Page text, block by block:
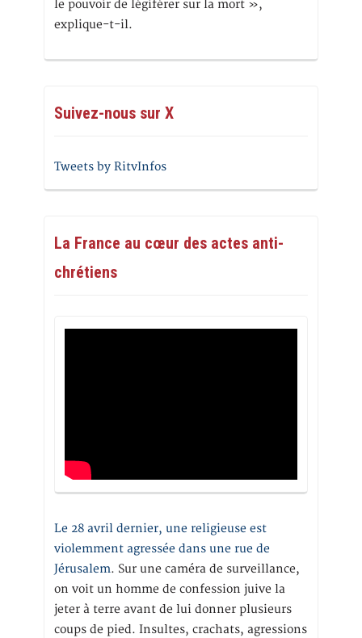
le pouvoir de légiférer sur la mort »,
explique-t-il.
Suivez-nous sur X
Tweets by RitvInfos
La France au cœur des actes anti-
chrétiens
Le 28 avril dernier, une religieuse est
violemment agressée dans une rue de
Jérusalem. Sur une caméra de surveillance,
on voit un homme de confession juive la
jeter à terre avant de lui donner plusieurs
coups de pied. Insultes, crachats, agressions